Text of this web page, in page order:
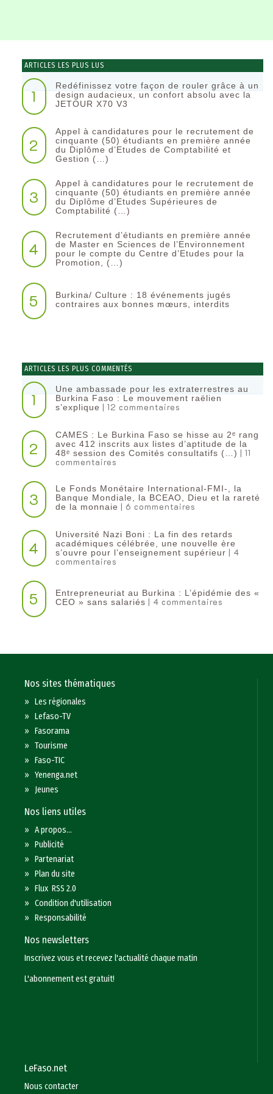
ARTICLES LES PLUS LUS
1
Redéfinissez votre façon de rouler grâce à un
design audacieux, un confort absolu avec la
JETOUR X70 V3
2
Appel à candidatures pour le recrutement de
cinquante (50) étudiants en première année
du Diplôme d’Etudes de Comptabilité et
Gestion (…)
3
Appel à candidatures pour le recrutement de
cinquante (50) étudiants en première année
du Diplôme d’Etudes Supérieures de
Comptabilité (…)
4
Recrutement d’étudiants en première année
de Master en Sciences de l’Environnement
pour le compte du Centre d’Etudes pour la
Promotion, (…)
5
Burkina/ Culture : 18 événements jugés
contraires aux bonnes mœurs, interdits
ARTICLES LES PLUS COMMENTÉS
1
Une ambassade pour les extraterrestres au
Burkina Faso : Le mouvement raëlien
s’explique | 12 commentaires
2
CAMES : Le Burkina Faso se hisse au 2ᵉ rang
avec 412 inscrits aux listes d’aptitude de la
48ᵉ session des Comités consultatifs (…) | 11
commentaires
3
Le Fonds Monétaire International-FMI-, la
Banque Mondiale, la BCEAO, Dieu et la rareté
de la monnaie | 6 commentaires
4
Université Nazi Boni : La fin des retards
académiques célébrée, une nouvelle ère
s’ouvre pour l’enseignement supérieur | 4
commentaires
5
Entrepreneuriat au Burkina : L’épidémie des «
CEO » sans salariés | 4 commentaires
Nos sites thématiques
»Les régionales
»Lefaso-TV
»Fasorama
»Tourisme
»Faso-TIC
»Yenenga.net
» Jeunes
Nos liens utiles
»A propos...
»Publicité
»Partenariat
»Plan du site
»Flux RSS 2.0
»Condition d'utilisation
»Responsabilité
Nos newsletters
Inscrivez vous et recevez l'actualité chaque matin
L'abonnement est gratuit!
LeFaso.net
Nous contacter